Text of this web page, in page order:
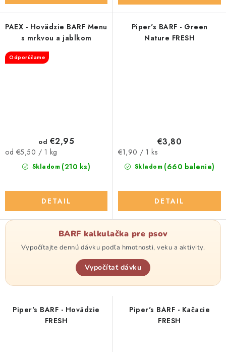
PAEX - Hovädzie BARF Menu
s mrkvou a jablkom
Odporúčame
Skladom (210 ks)
od €2,95
Jednotková
od €5,50 / 1 kg
DETAIL
Piper's BARF - Green
Nature FRESH
Skladom (660 balenie)
€3,80
Jednotková
cena:
€1,90 / 1 ks
DETAIL
BARF kalkulačka pre psov
Vypočítajte dennú dávku podľa hmotnosti, veku a aktivity.
Vypočítať dávku
Piper's BARF - Hovädzie
FRESH
Piper's BARF - Kačacie
FRESH